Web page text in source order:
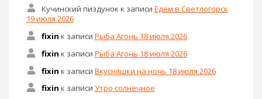
Кучинский пиздунок к записи Едем в Светлогорск
19 июля 2026
fixin к записи Рыба Агонь 18 июля 2026
fixin к записи Рыба Агонь 18 июля 2026
fixin к записи Вкусняшки на ночь 18 июля 2026
fixin к записи Утро солнечное